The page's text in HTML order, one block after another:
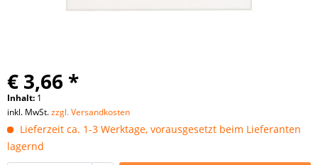
€ 3,66 *
Inhalt: 1
inkl. MwSt.zzgl. Versandkosten
Lieferzeit ca. 1-3 Werktage, vorausgesetzt beim Lieferanten
lagernd